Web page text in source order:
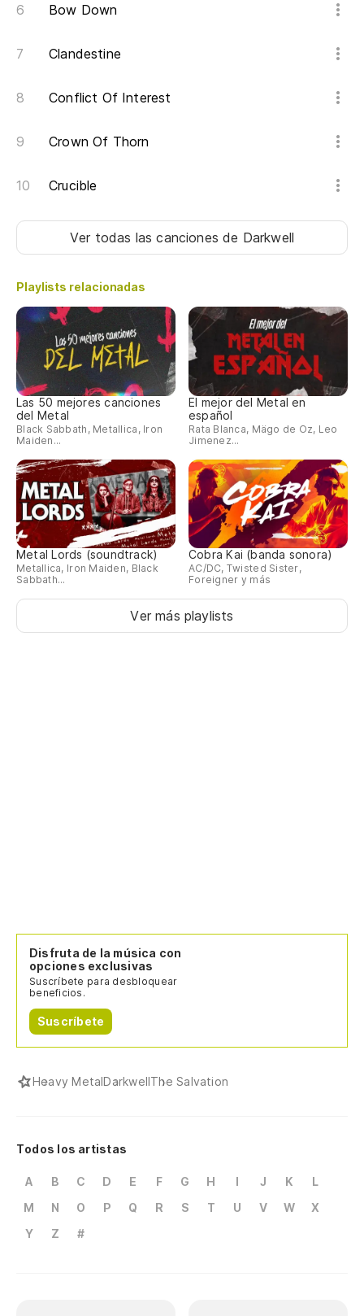
Bow Down
Clandestine
Conflict Of Interest
Crown Of Thorn
Crucible
Ver todas las cancionesde Darkwell
Playlists relacionadas
Las 50 mejores canciones
del Metal
Black Sabbath, Metallica, Iron
Maiden...
El mejor del Metal en
español
Rata Blanca, Mägo de Oz, Leo
Jimenez...
Metal Lords (soundtrack)
Metallica, Iron Maiden, Black
Sabbath...
Cobra Kai (banda sonora)
AC/DC, Twisted Sister,
Foreigner y más
Ver más playlists
Disfruta de la música con
opciones exclusivas
Suscríbete para desbloquear
beneficios.
Suscríbete
Heavy MetalDarkwellThe Salvation
Todos los artistas
A B C D E F G H I J K
L
M
N O P Q R S T U V W
X
Y
Z #